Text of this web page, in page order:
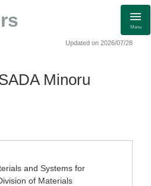
Menu
Updated on 2026/07/28
Minoru
and Systems for
of Materials